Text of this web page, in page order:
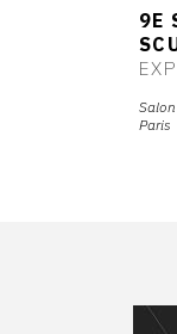
9E
Paris